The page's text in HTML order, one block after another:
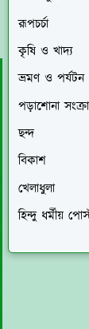
রূপচর্চা
কৃষি ও খাদ্য
ভ্রমণ ও পর্যটন
পড়াশোনা
ছন্দ
বিকাশ
খেলাধুলা
হিন্দু ধর্মীয়